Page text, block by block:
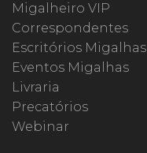
Migalheiro VIP
Correspondentes
Escritórios Migalhas
Eventos Migalhas
Livraria
Precatórios
Webinar